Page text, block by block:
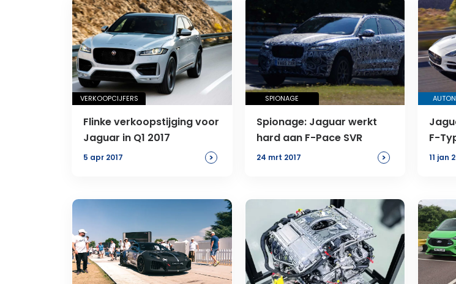
VERKOOPCIJFERS
Flinke verkoopstijging voor
Jaguar in Q1 2017
5 apr 2017 >
SPIONAGE
Spionage: Jaguar werkt
hard aan F-Pace SVR
24 mrt 2017 >
F-
11 jan